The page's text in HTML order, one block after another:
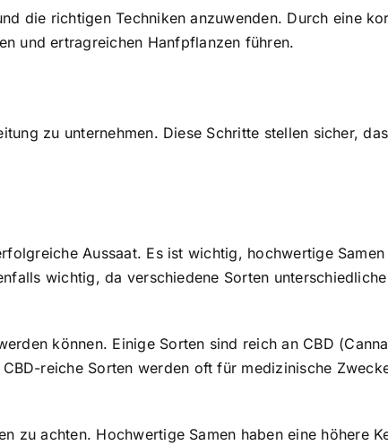
die richtigen Techniken anzuwenden. Durch eine
und ertragreichen Hanfpflanzen führen.
zu unternehmen. Diese Schritte stellen sicher,
Aussaat. Es ist wichtig, hochwertige
wichtig, da verschiedene Sorten
können. Einige Sorten sind reich an CBD
reiche Sorten werden oft für medizinische
zu achten. Hochwertige Samen haben eine höhere